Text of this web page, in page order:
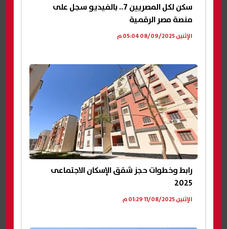
سكن لكل المصريين 7.. بالفيديو سجل على
منصة مصر الرقمية
الإثنين 08/09/2025 05:04 م
رابط وخطوات حجز شقق الإسكان الاجتماعى
2025
الإثنين 11/08/2025 01:29 م